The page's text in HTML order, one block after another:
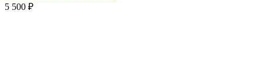
5 500 ₽